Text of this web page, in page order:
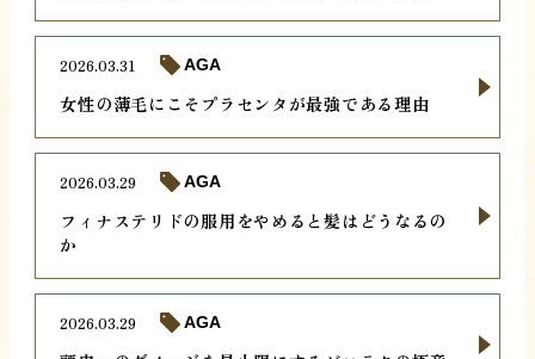
女性の薄毛にこそプラセンタが最強である理由
2026.03.31 AGA
フィナステリドの服用をやめると髪はどうなるの
か
2026.03.29 AGA
2026.03.29 AGA